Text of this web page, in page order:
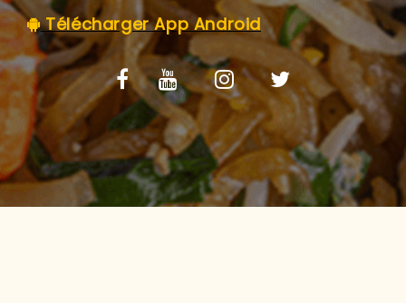
Télécharger App Android